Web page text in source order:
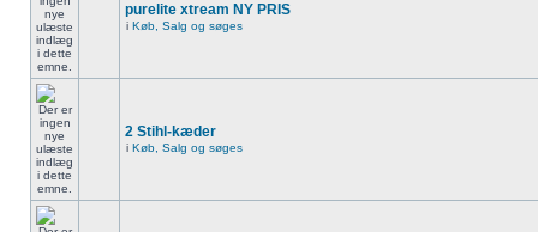
purelite xtream NY PRIS
i Køb, Salg og søges
2 Stihl-kæder
i Køb, Salg og søges